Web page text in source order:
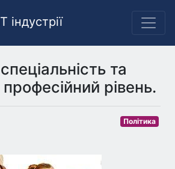
індустрії
та
рівень.
Політика